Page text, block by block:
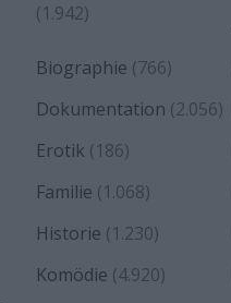
(1.942)
Biographie (766)
Dokumentation (2.056)
Erotik (186)
Familie (1.068)
Historie (1.230)
Komödie (4.920)